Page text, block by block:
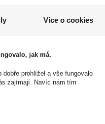
Zapalovač Clipper
150 Kč
Cena za:
1 ks
Skladem:5 - 50 ks
Více o cookies
jak má.
prohlížel a vše fungovalo
zajímají. Navíc nám tím